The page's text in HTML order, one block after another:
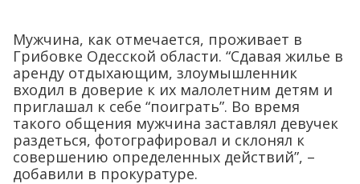
Мужчина, как отмечается, проживает в
Грибовке Одесской области. “Сдавая жилье в
аренду отдыхающим, злоумышленник
входил в доверие к их малолетним детям и
приглашал к себе “поиграть”. Во время
такого общения мужчина заставлял девучек
раздеться, фотографировал и склонял к
совершению определенных действий”, –
добавили в прокуратуре.